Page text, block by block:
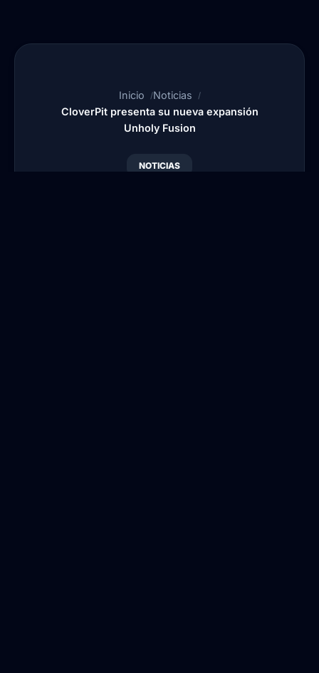
Inicio
Noticias
CloverPit presenta su nueva expansión
Unholy Fusion
NOTICIAS